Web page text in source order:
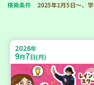
検索条件 2025年1月5日～、
2026年
9月7日(月)